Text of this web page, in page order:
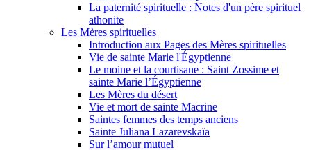
La paternité spirituelle : Notes d'un père spirituel
athonite
Les Mères spirituelles
Introduction aux Pages des Mères spirituelles
Vie de sainte Marie l'Égyptienne
Le moine et la courtisane : Saint Zossime et
sainte Marie l’Égyptienne
Les Mères du désert
Vie et mort de sainte Macrine
Saintes femmes des temps anciens
Sainte Juliana Lazarevskaïa
Sur l’amour mutuel